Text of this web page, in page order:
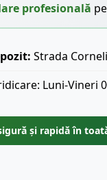
profesională
Strada
Luni-Vineri
și rapidă în